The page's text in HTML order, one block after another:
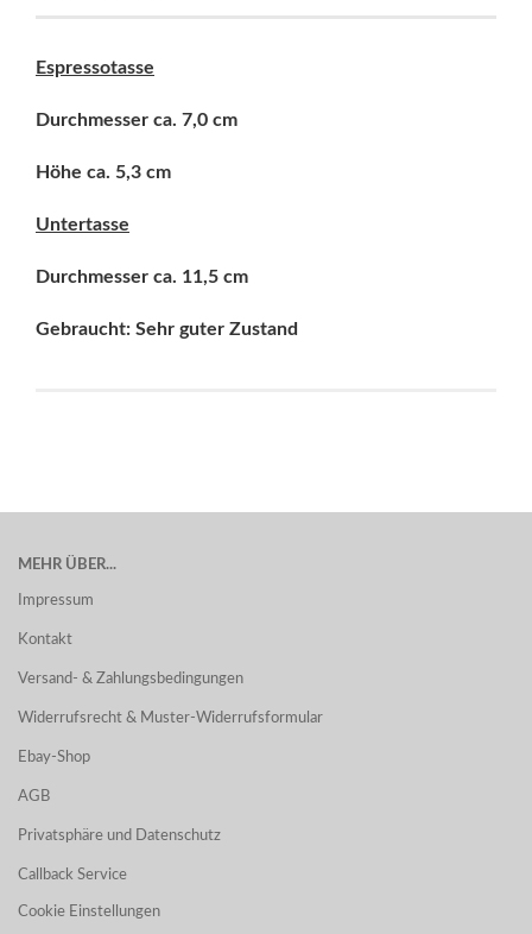
Espressotasse
Durchmesser ca. 7,0 cm
Höhe ca. 5,3 cm
Untertasse
Durchmesser ca. 11,5 cm
Gebraucht: Sehr guter Zustand
MEHR ÜBER...
Impressum
Kontakt
Versand- & Zahlungsbedingungen
Widerrufsrecht & Muster-Widerrufsformular
Ebay-Shop
AGB
Privatsphäre und Datenschutz
Callback Service
Cookie Einstellungen